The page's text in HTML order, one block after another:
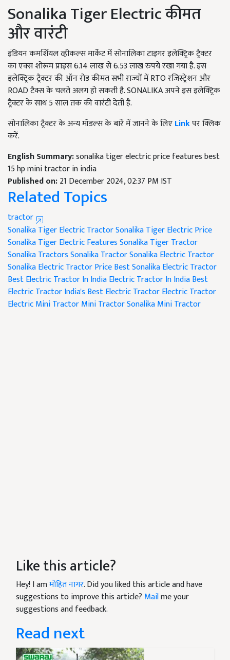
Sonalika Tiger Electric कीमत
और वारंटी
इंडियन कमर्शियल व्हीकल्स मार्केट में सोनालिका टाइगर इलेक्ट्रिक ट्रैक्टर
का एक्स शोरूम प्राइस 6.14 लाख से 6.53 लाख रुपये रखा गया है. इस
इलेक्ट्रिक ट्रैक्टर की ऑन रोड कीमत सभी राज्यों में RTO रजिस्ट्रेशन और
ROAD टैक्स के चलते अलग हो सकती है. SONALIKA अपने इस इलेक्ट्रिक
ट्रैक्टर के साथ 5 साल तक की वारंटी देती है.
सोनालिका ट्रैक्टर के अन्य मॉडल्स के बारें में जानने के लिएLinkपर क्लिक
करें.
English Summary:sonalika tiger electric price features best
15 hp mini tractor in india
Published on:21 December 2024, 02:37 PM IST
Related Topics
tractor
Sonalika Tiger Electric TractorSonalika Tiger Electric Price
Sonalika Tiger Electric FeaturesSonalika Tiger Tractor
Sonalika TractorsSonalika TractorSonalika Electric Tractor
Sonalika Electric Tractor PriceBest Sonalika Electric Tractor
Best Electric Tractor In IndiaElectric Tractor In IndiaBest
Electric TractorIndia's Best Electric TractorElectric Tractor
Electric Mini TractorMini TractorSonalika Mini Tractor
Like this article?
Hey! I amमोहित नागर. Did you liked this article and have
suggestions to improve this article? Mailme your
suggestions and feedback.
Read next